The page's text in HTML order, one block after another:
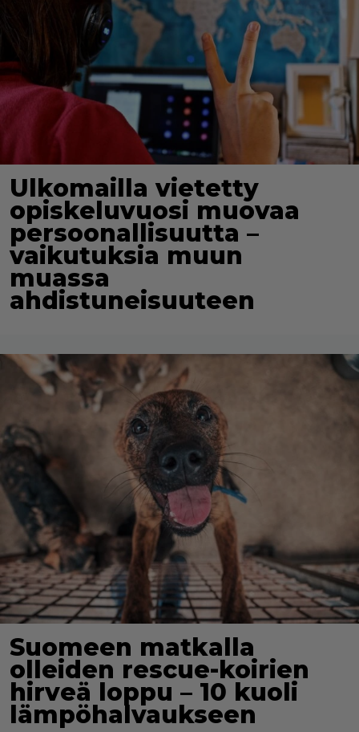
Ulkomailla vietetty
opiskeluvuosi muovaa
persoonallisuutta –
vaikutuksia muun
muassa
ahdistuneisuuteen
Suomeen matkalla
olleiden rescue-koirien
hirveä loppu – 10 kuoli
lämpöhalvaukseen